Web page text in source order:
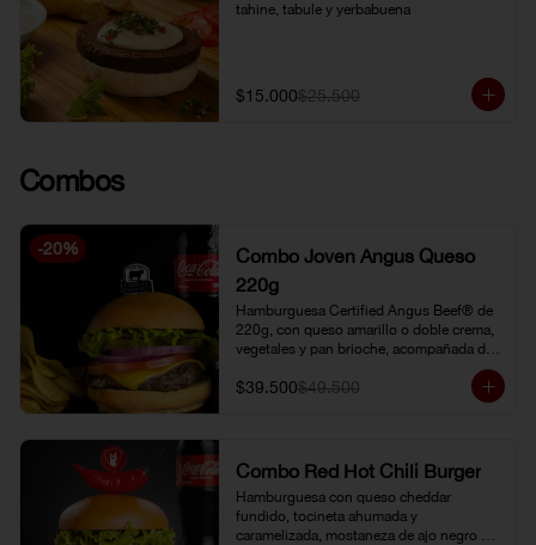
tahine, tabule y yerbabuena
$15.000$25.500
Combos
-20%
Combo Joven Angus Queso
220g
Hamburguesa Certified Angus Beef® de
220g, con queso amarillo o doble crema,
vegetales y pan brioche, acompañada de
papa chip o papa francesa y gaseosa o
limonada natural.
$39.500$49.500
Combo Red Hot Chili Burger
Hamburguesa con queso cheddar
fundido, tocineta ahumada y
caramelizada, mostaneza de ajo negro y